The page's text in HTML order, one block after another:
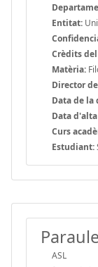
Entitat:
Crèdits del
Matèria:
Director
Data de la
Data
Curs
Estudiant:
ASL